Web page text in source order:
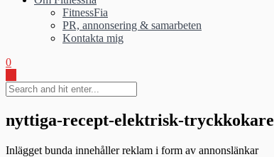
FitnessFia
PR, annonsering & samarbeten
Kontakta mig
0
nyttiga-recept-elektrisk-tryckkokare
Inlägget bunda innehåller reklam i form av annonslänkar